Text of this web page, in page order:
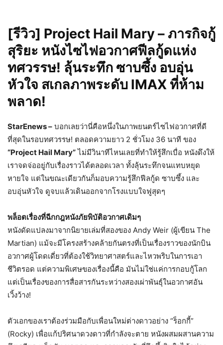
[รีวิว] Project Hail Mary – ภารกิจกู้
สุริยะ หนังไซไฟอวกาศฟีลกู้ดแห่ง
ทศวรรษ! ลุ้นระทึก ซาบซึ้ง อบอุ่น
หัวใจ สเกลภาพระดับ IMAX ที่ห้าม
พลาด!
StarEnews – บอกเลยว่านี่คือหนึ่งในภาพยนตร์ไซไฟอวกาศที่ดี
ที่สุดในรอบทศวรรษ! ตลอดความยาว 2 ชั่วโมง 36 นาที ของ
“Project Hail Mary”ไม่มีวินาทีไหนเลยที่ทำให้รู้สึกเบื่อ หนังดึงให้
เราจดจ่ออยู่กับเรื่องราวได้ตลอดเวลา ทั้งลุ้นระทึกจนแทบหยุด
หายใจ แต่ในขณะเดียวกันก็มอบความรู้สึกฟีลกู้ด ซาบซึ้ง และ
อบอุ่นหัวใจ ดูจบแล้วเดินออกจากโรงแบบใจฟูสุดๆ
พล็อตเรื่องที่ฉีกกฎหนังภัยพิบัติอวกาศเดิมๆ
หนังดัดแปลงมาจากนิยายเล่มที่สองของ Andy Weir (ผู้เขียน The
Martian) แม้จะมีโครงสร้างคล้ายกันตรงที่เป็นเรื่องราวของนักบิน
อวกาศผู้โดดเดี่ยวที่ต้องใช้วิทยาศาสตร์และไหวพริบในการเอา
ชีวิตรอด แต่ความพิเศษของเรื่องนี้คือ มันไม่ใช่แค่การกอบกู้โลก
แต่เป็นเรื่องของการสื่อสารกันระหว่างสองเผ่าพันธุ์ในอวกาศอัน
เวิ้งว้าง!
ตัวเอกของเราต้องร่วมมือกับเพื่อนใหม่ต่างดาวอย่าง “ร็อกกี้”
(Rocky) เพื่อแก้ปริศนาดวงดาวที่กำลังจะตาย หนังผสมผสานความ